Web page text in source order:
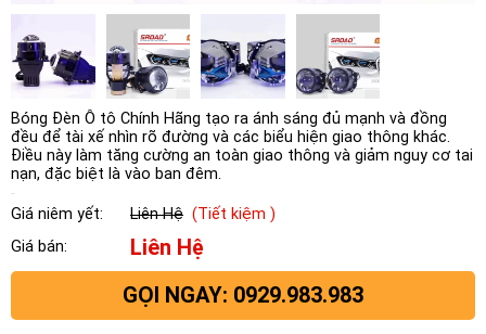
Bóng Đèn Ô tô Chính Hãng tạo ra ánh sáng đủ mạnh và đồng
đều để tài xế nhìn rõ đường và các biểu hiện giao thông khác.
Điều này làm tăng cường an toàn giao thông và giảm nguy cơ tai
nạn, đặc biệt là vào ban đêm.
Giá niêm yết: Liên Hệ (Tiết kiệm )
Giá bán:
Liên Hệ
GỌI NGAY: 0929.983.983